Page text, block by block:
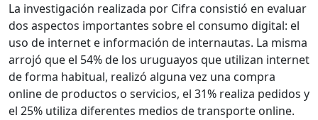
La investigación realizada por Cifra consistió en evaluar
dos aspectos importantes sobre el consumo digital: el
uso de internet e información de internautas. La misma
arrojó que el 54% de los uruguayos que utilizan internet
de forma habitual, realizó alguna vez una compra
online de productos o servicios, el 31% realiza pedidos y
el 25% utiliza diferentes medios de transporte online.